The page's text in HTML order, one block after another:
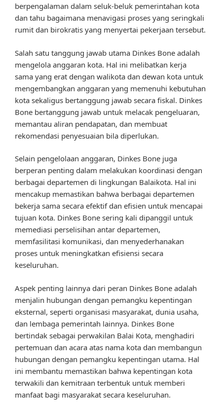
berpengalaman dalam seluk-beluk pemerintahan kota
dan tahu bagaimana menavigasi proses yang seringkali
rumit dan birokratis yang menyertai pekerjaan tersebut.
Salah satu tanggung jawab utama Dinkes Bone adalah
mengelola anggaran kota. Hal ini melibatkan kerja
sama yang erat dengan walikota dan dewan kota untuk
mengembangkan anggaran yang memenuhi kebutuhan
kota sekaligus bertanggung jawab secara fiskal. Dinkes
Bone bertanggung jawab untuk melacak pengeluaran,
memantau aliran pendapatan, dan membuat
rekomendasi penyesuaian bila diperlukan.
Selain pengelolaan anggaran, Dinkes Bone juga
berperan penting dalam melakukan koordinasi dengan
berbagai departemen di lingkungan Balaikota. Hal ini
mencakup memastikan bahwa berbagai departemen
bekerja sama secara efektif dan efisien untuk mencapai
tujuan kota. Dinkes Bone sering kali dipanggil untuk
memediasi perselisihan antar departemen,
memfasilitasi komunikasi, dan menyederhanakan
proses untuk meningkatkan efisiensi secara
keseluruhan.
Aspek penting lainnya dari peran Dinkes Bone adalah
menjalin hubungan dengan pemangku kepentingan
eksternal, seperti organisasi masyarakat, dunia usaha,
dan lembaga pemerintah lainnya. Dinkes Bone
bertindak sebagai perwakilan Balai Kota, menghadiri
pertemuan dan acara atas nama kota dan membangun
hubungan dengan pemangku kepentingan utama. Hal
ini membantu memastikan bahwa kepentingan kota
terwakili dan kemitraan terbentuk untuk memberi
manfaat bagi masyarakat secara keseluruhan.